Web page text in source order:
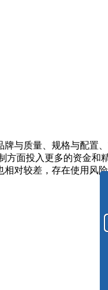
与质量、规格与配置
方面投入更多的资金和
对较差，存在使用风